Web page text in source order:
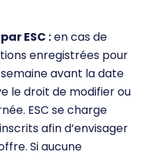
ESC :en cas de
enregistrées pour
avant la date
le droit de modifier ou
ESC se charge
afin d’envisager
Si aucune